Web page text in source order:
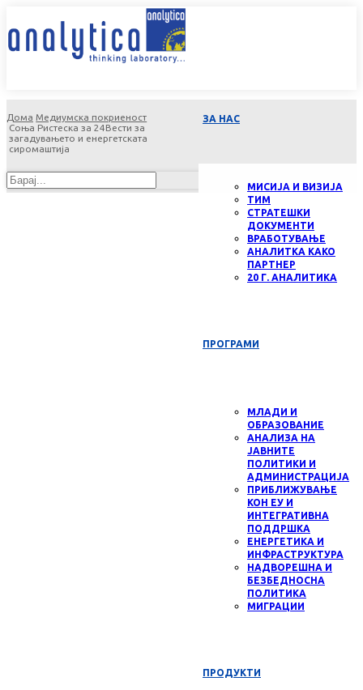
ЗА НАС
МИСИЈА И ВИЗИЈА
ТИМ
СТРАТЕШКИ
ДОКУМЕНТИ
ВРАБОТУВАЊЕ
АНАЛИТКА КАКО
ПАРТНЕР
20 Г. АНАЛИТИКА
ПРОГРАМИ
МЛАДИ И
ОБРАЗОВАНИЕ
АНАЛИЗА НА
ЈАВНИТЕ
ПОЛИТИКИ И
АДМИНИСТРАЦИЈА
ПРИБЛИЖУВАЊЕ
КОН ЕУ И
ИНТЕГРАТИВНА
ПОДДРШКА
ЕНЕРГЕТИКА И
ИНФРАСТРУКТУРА
НАДВОРЕШНА И
БЕЗБЕДНОСНА
ПОЛИТИКА
МИГРАЦИИ
ПРОДУКТИ
Дома Медиумска покриеност
Соња Ристеска за 24Вести за
загадувањето и енергетската
сиромаштија